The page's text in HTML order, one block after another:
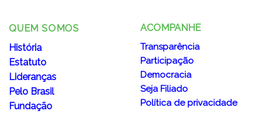
QUEM SOMOS
História
Estatuto
Lideranças
Pelo Brasil
Fundação
ACOMPANHE
Transparência
Participação
Democracia
Seja Filiado
Política de privacidade